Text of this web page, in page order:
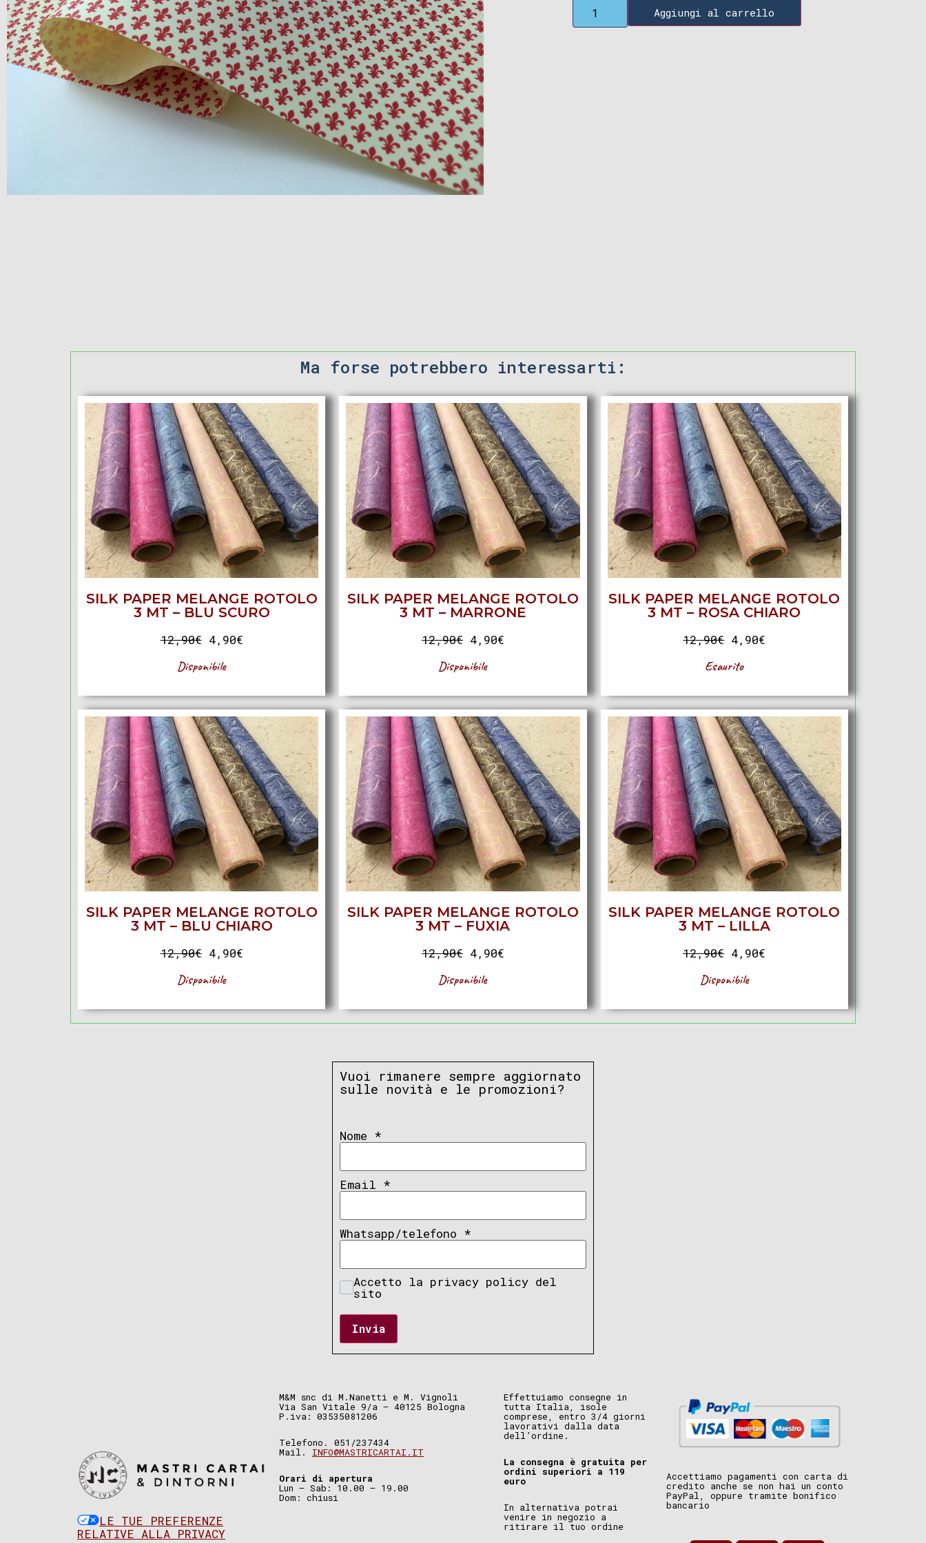
Aggiungi al carrello
Ma forse potrebbero interessarti:
SILK PAPER MELANGE ROTOLO
3 MT – BLU SCURO
12,90€ 4,90€
Disponibile
SILK PAPER MELANGE ROTOLO
3 MT – MARRONE
12,90€ 4,90€
Disponibile
SILK PAPER MELANGE ROTOLO
3 MT – ROSA CHIARO
12,90€ 4,90€
Esaurito
SILK PAPER MELANGE ROTOLO
3 MT – BLU CHIARO
12,90€ 4,90€
Disponibile
SILK PAPER MELANGE ROTOLO
3 MT – FUXIA
12,90€ 4,90€
Disponibile
SILK PAPER MELANGE ROTOLO
3 MT – LILLA
12,90€ 4,90€
Disponibile
Vuoi rimanere sempre aggiornato
sulle novità e le promozioni?
Nome *
Email *
Whatsapp/telefono *
Accetto la privacy policy del
sito
Invia
LE TUE PREFERENZE
RELATIVE ALLA PRIVACY
M&M snc di M.Nanetti e M. Vignoli
Via San Vitale 9/a – 40125 Bologna
P.iva: 03535081206
Telefono. 051/237434
Mail. INFO@MASTRICARTAI.IT
Orari di apertura
Lun – Sab: 10.00 – 19.00
Dom: chiusi
Effettuiamo consegne in
tutta Italia, isole
comprese, entro 3/4 giorni
lavorativi dalla data
dell’ordine.
La consegna è gratuita per
ordini superiori a 119
euro
In alternativa potrai
venire in negozio a
ritirare il tuo ordine
Accettiamo pagamenti con carta di
credito anche se non hai un conto
PayPal, oppure tramite bonifico
bancario